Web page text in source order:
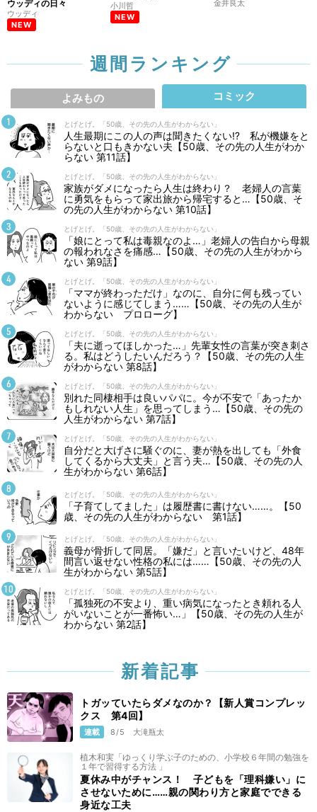
ウッディの日々
ウッディ
NEW
小川哲
NEW
金井良太
週間ランキング
よみもの コミック
とげとげ。「50歳、その先の人生がわからない」
人生最期にこの人の声は聞きたくない⁉ 私が機嫌をと
らないと口もきかない夫【50歳、その先の人生がわか
らない 第11話】
とげとげ。「50歳、その先の人生がわからない」
家族がダメになったら人生は終わり？ 老婦人の言葉
に勇気をもらって家出旅から帰宅すると…【50歳、そ
の先の人生がわからない 第10話】
とげとげ。「50歳、その先の人生がわからない」
「娘にとって私は毒親なのよ…」老婦人の告白から母親
の報われなさを痛感…【50歳、その先の人生がわから
ない 第9話】
とげとげ。「50歳、その先の人生がわからない」
「ママが終わっただけ」なのに、自分に何も残ってい
ないように感じてしまう……【50歳、その先の人生が
わからない プロローグ】
とげとげ。「50歳、その先の人生がわからない」
「夫に逝ってほしかった…」先輩女性の言葉が突き刺さ
る。私はどうしたいんだろう？【50歳、その先の人生
がわからない 第8話】
とげとげ。「50歳、その先の人生がわからない」
別れた同棲相手は良いパパに。今が不安で「あったか
もしれない人生」を思ってしまう…【50歳、その先の
人生がわからない 第7話】
とげとげ。「50歳、その先の人生がわからない」
自分だと大げさに騒ぐのに、妻が熱を出しても「外食
してくるから大丈夫」と言う夫…【50歳、その先の人
生がわからない 第6話】
とげとげ。「50歳、その先の人生がわからない」
「子育てしてました」は履歴書に書けない……。【50
歳、その先の人生がわからない 第1話】
とげとげ。「50歳、その先の人生がわからない」
義母が骨折して同居。「嫌だ」と言いたいけど、48年
間言い返せない性格の私には……【50歳、その先の人
生がわからない 第5話】
とげとげ。「50歳、その先の人生がわからない」
「孤独死の不安より、重い病気になったとき頼れる人
がいないことが一番怖い…」【50歳、その先の人生が
わからない 第2話】
新着記事
トガッていたらダメなのか？【新人賞コンプレッ
クス 第4回】
連載 8/5 大滝瓶太
植木和実「ゆっくり学ぶ子のための、小学校６年間の勉強を
１年で習得する方法 」
夏休み中がチャンス！ 子どもを「理科嫌い」に
させないために……親の関わり方と家庭でできる
身近な工夫